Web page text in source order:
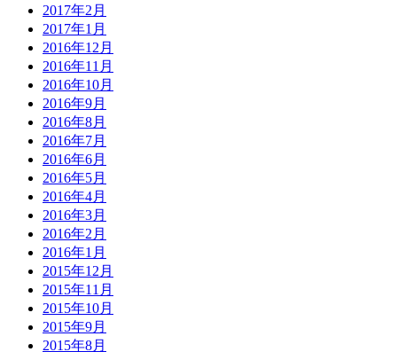
2017年2月
2017年1月
2016年12月
2016年11月
2016年10月
2016年9月
2016年8月
2016年7月
2016年6月
2016年5月
2016年4月
2016年3月
2016年2月
2016年1月
2015年12月
2015年11月
2015年10月
2015年9月
2015年8月